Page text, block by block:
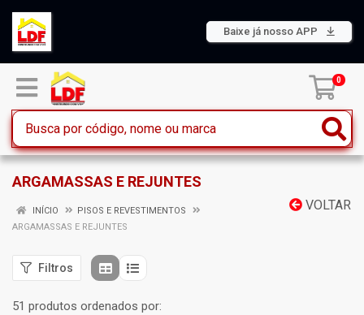
Baixe já nosso APP
0
ARGAMASSAS E REJUNTES
VOLTAR
INÍCIO
PISOS E REVESTIMENTOS
ARGAMASSAS E REJUNTES
Filtros
51 produtos ordenados por: